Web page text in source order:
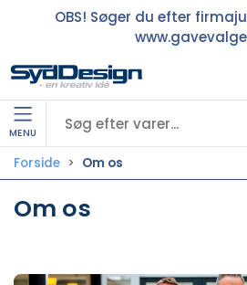
OBS! Søger du efter
MENU
Forside Om os
Om os